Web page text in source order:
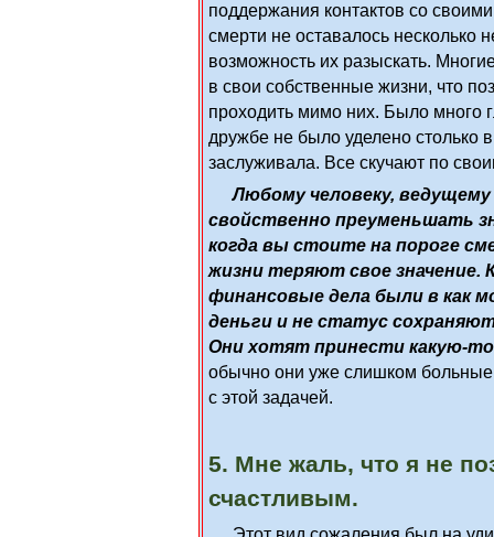
поддержания контактов со
смерти не оставалось несколько
возможность их разыскать.
в свои собственные жизни, что
проходить мимо них. Было много
дружбе не было уделено столько
заслуживала. Все скучают по
Любому человеку,
свойственно преуменьшать
когда вы стоите на пороге
жизни теряют свое
финансовые дела были в как
деньги и не статус
Они хотят принести какую-
обычно они уже слишком больные
с этой задачей.
5. Мне жаль, что я не
счастливым.